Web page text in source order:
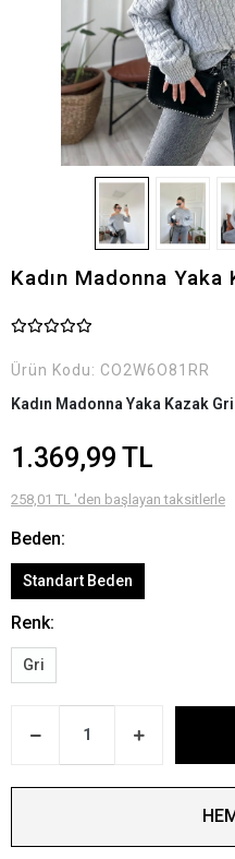
Kadın Madonna Yaka
Ürün Kodu: CO2W6O81RR
Kadın Madonna Yaka Kazak Gri
1.369,99 TL
258,01 TL 'den başlayan taksitlerle
Beden:
Standart Beden
Renk:
Gri